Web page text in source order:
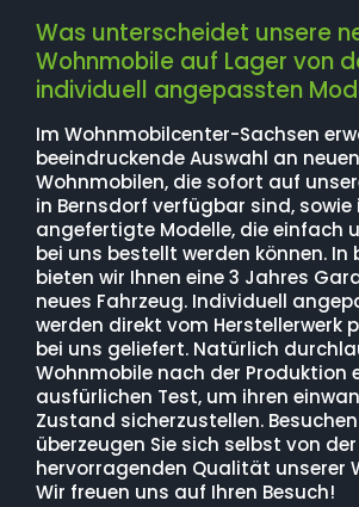
Was unterscheidet unsere
Wohnmobile auf Lager von
individuell angepassten
Im Wohnmobilcenter-Sachsen
beeindruckende Auswahl an
Wohnmobilen, die sofort auf
in Bernsdorf verfügbar sind,
angefertigte Modelle, die einfach
bei uns bestellt werden können. In
bieten wir Ihnen eine 3 Jahres
neues Fahrzeug. Individuell
werden direkt vom Herstellerwerk
bei uns geliefert. Natürlich
Wohnmobile nach der Produktion
ausfürlichen Test, um ihren
Zustand sicherzustellen.
überzeugen Sie sich selbst von der
hervorragenden Qualität unserer
Wir freuen uns auf Ihren Besuch!